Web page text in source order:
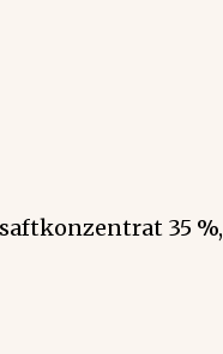
35 %,